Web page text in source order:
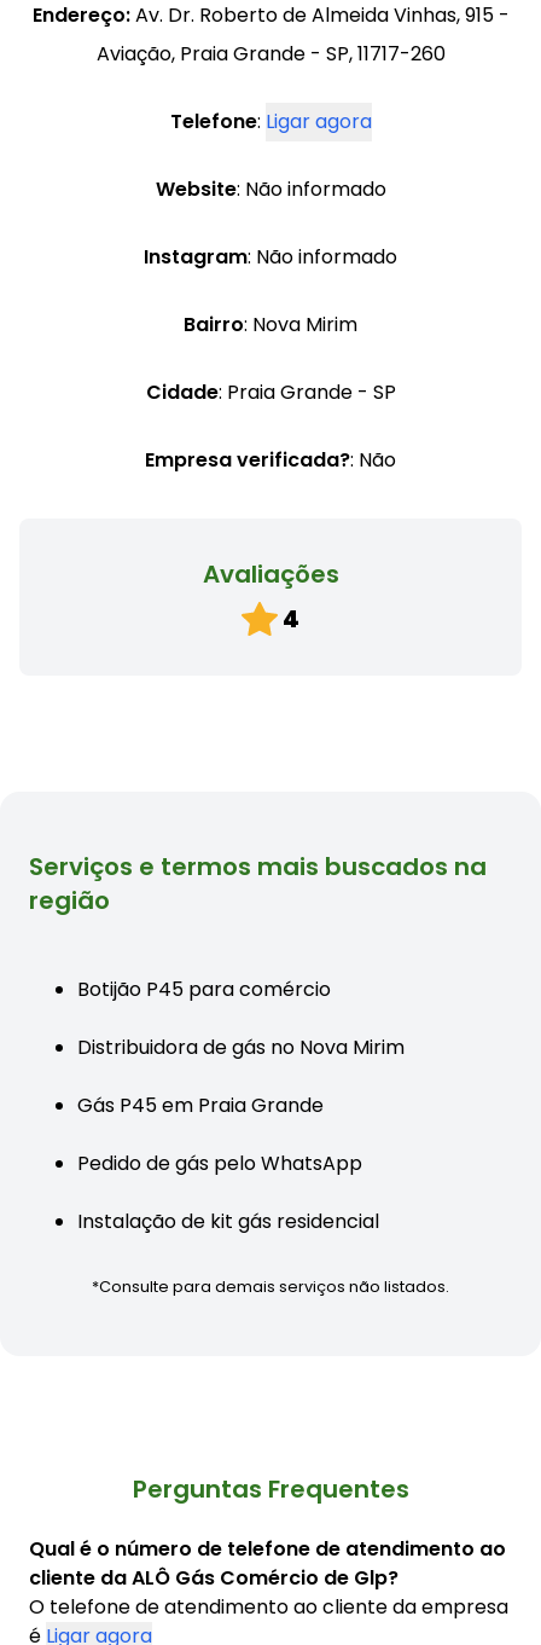
Endereço:Av. Dr. Roberto de Almeida Vinhas, 915 -
Aviação, Praia Grande - SP, 11717-260
Telefone: Ligar agora
Website: Não informado
Instagram: Não informado
Bairro: Nova Mirim
Cidade: Praia Grande - SP
Empresa verificada?: Não
Avaliações
4
Serviços e termos mais buscados na
região
Botijão P45 para comércio
Distribuidora de gás no Nova Mirim
Gás P45 em Praia Grande
Pedido de gás pelo WhatsApp
Instalação de kit gás residencial
*Consulte para demais serviços não listados.
Perguntas Frequentes
Qual é o número de telefone de atendimento ao
cliente da ALÔ Gás Comércio de Glp?
O telefone de atendimento ao cliente da empresa
é Ligar agora